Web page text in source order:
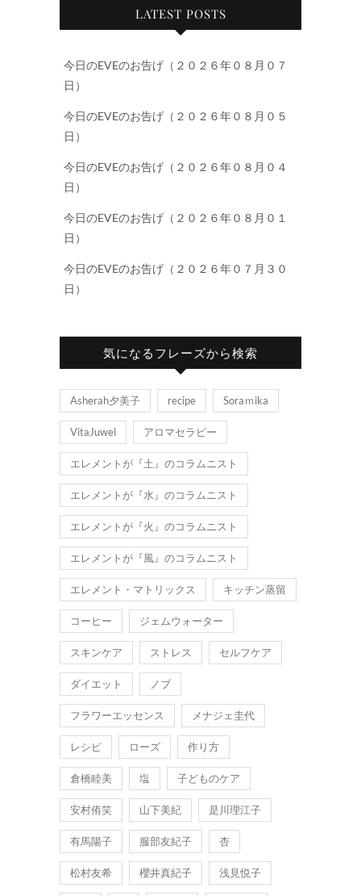
LATEST POSTS
今日のEVEのお告げ（２０２６年０８月０７
日）
今日のEVEのお告げ（２０２６年０８月０５
日）
今日のEVEのお告げ（２０２６年０８月０４
日）
今日のEVEのお告げ（２０２６年０８月０１
日）
今日のEVEのお告げ（２０２６年０７月３０
日）
気になるフレーズから検索
Asherah夕美子 recipe Soraｍika
VitaJuwel アロマセラピー
エレメントが『土』のコラムニスト
エレメントが『水』のコラムニスト
エレメントが『火』のコラムニスト
エレメントが『風』のコラムニスト
エレメント・マトリックス キッチン蒸留
コーヒー ジェムウォーター
スキンケア ストレス セルフケア
ダイエット ノブ
フラワーエッセンス メナジェ圭代
レシピ ローズ 作り方
倉橋睦美 塩 子どものケア
安村侑笑 山下美紀 是川理江子
有馬陽子 服部友紀子 杏
松村友希 櫻井真紀子 浅見悦子